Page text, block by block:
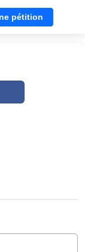
pétition